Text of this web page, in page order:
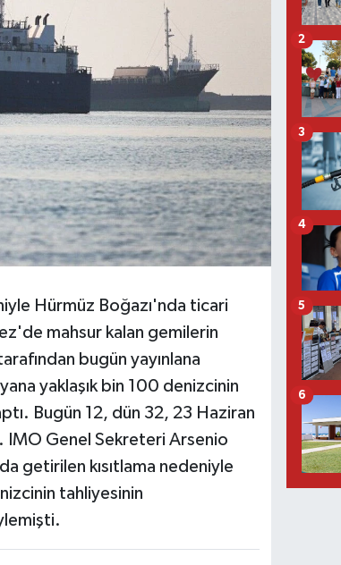
Hürmüz Boğazı'nda ticari
mahsur kalan gemilerin
bugün yayınlana
yaklaşık bin 100 denizcinin
Bugün 12, dün 32, 23 Haziran
IMO Genel Sekreteri Arsenio
getirilen kısıtlama nedeniyle
tahliyesinin
2
3
4
5
6